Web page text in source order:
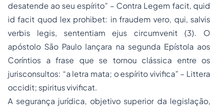
desatende ao seu espírito” – Contra Legem facit, quid
id facit quod lex prohibet: in fraudem vero, qui, salvis
verbis legis, sententiam ejus circumvenit (3). O
apóstolo São Paulo lançara na segunda Epístola aos
Coríntios a frase que se tornou clássica entre os
jurisconsultos: “a letra mata; o espírito vivifica” – Littera
occidit; spiritus vivificat.
A segurança jurídica, objetivo superior da legislação,